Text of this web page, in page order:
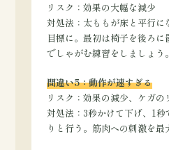
リスク：効果の大幅な減少
対処法： 太ももが床と平行に
目標に。最初は椅子を後ろに
でしゃがむ練習をしましょう。
間違い5：動作が速すぎる
リスク：効果の減少、ケガの
対処法： 3秒かけて下げ、1秒
りと行う。筋肉への刺激を最